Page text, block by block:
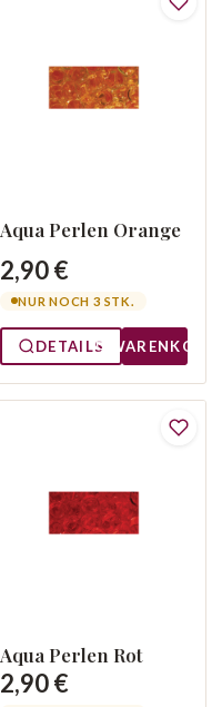
Aqua Perlen Orange
2,90 €
NUR NOCH 3 STK.
DETAILS WARENKORB
Aqua Perlen Rot
2,90 €